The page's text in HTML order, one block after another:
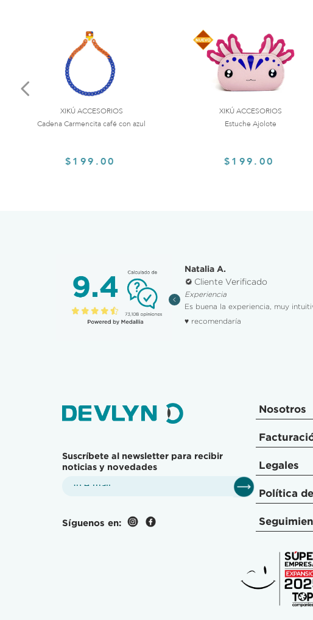
XIKÚ ACCESORIOS
Cadena Carmencita café con azul
$199.00
XIKÚ ACCESORIOS
Estuche Ajolote
$199.00
publicidad, promociones y descuentos
y facilidad para hacer la compra.
Natalia A.
Cliente Verificado
Experiencia
Es buena la experiencia, muy
♥ recomendaría
Suscríbete al newsletter para recibir
noticias y novedades
Síguenos en:
Nosotros
Legales
Política